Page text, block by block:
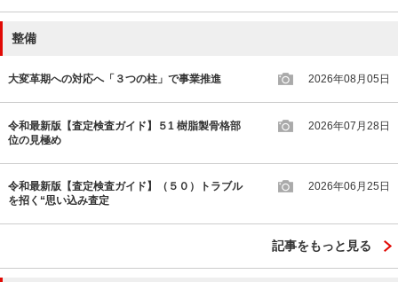
整備
大変革期への対応へ「３つの柱」で事業推進 2026年08月05日
令和最新版【査定検査ガイド】５1 樹脂製骨格部
位の見極め
2026年07月28日
令和最新版【査定検査ガイド】（５０）トラブル
を招く“思い込み査定
2026年06月25日
記事をもっと見る